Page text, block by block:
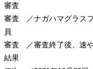
審査
審査
員
／ナガハマグラス
審査
結果
／審査終了後、速